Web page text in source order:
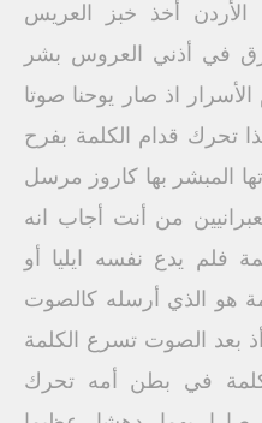
الأردن أخذ خبز العريس
في أذني العروس بشر
اذ صار يوحنا صوتا
تحرك قدام الكلمة بفرح
المبشر بها كاروز مرسل
من أنت أجاب انه
فلم يدع نفسه ايليا أو
هو الذي أرسله كالصوت
بعد الصوت تسرع الكلمة
في بطن أمه تحرك